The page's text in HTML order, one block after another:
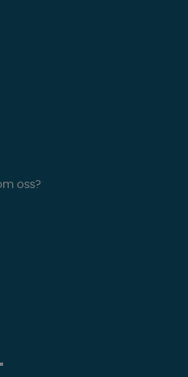
oss?